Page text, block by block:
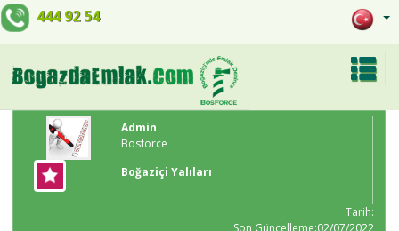
444 92 54
Admin
Bosforce
Boğaziçi Yalıları
Tarih:
Son Güncelleme:02/07/2022